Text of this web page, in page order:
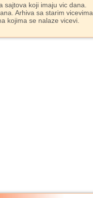
sajtova koji imaju vic dana.
Arhiva sa starim vicevima.
kojima se nalaze vicevi.